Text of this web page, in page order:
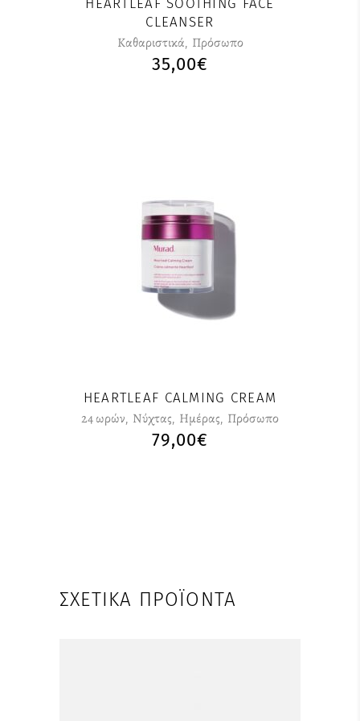
να
επιλεγούν
στη
σελίδα
HEARTLEAF SOOTHING FACE
CLEANSER
Καθαριστικά, Πρόσωπο
35,00€
HEARTLEAF CALMING CREAM
24 ωρών, Nύχτας, Ημέρας, Πρόσωπο
79,00€
ΣΧΕΤΙΚΆ ΠΡΟΪΌΝΤΑ